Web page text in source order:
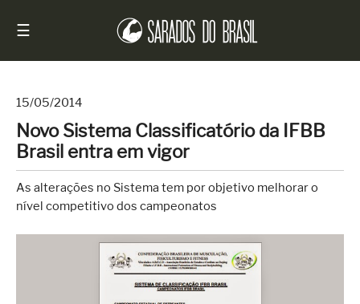
☰
Início
Notícias
Sarados
do
15/05/2014
Novo Sistema Classificatório da IFBB
Brasil entra em vigor
As alterações no Sistema tem por objetivo melhorar o
nível competitivo dos campeonatos